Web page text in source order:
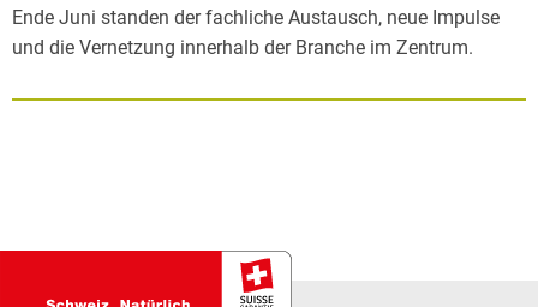
Ende Juni standen der fachliche Austausch, neue Impulse
und die Vernetzung innerhalb der Branche im Zentrum.